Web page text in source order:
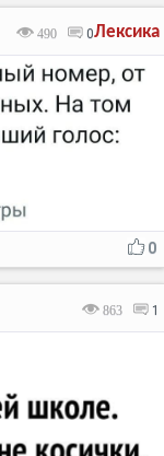
Лексика
490 0
0
863 1